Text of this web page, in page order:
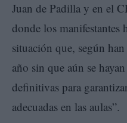
Juan de Padilla y en el
donde los manifestantes
situación que, según
año sin que aún se
definitivas para
adecuadas en las aulas”.